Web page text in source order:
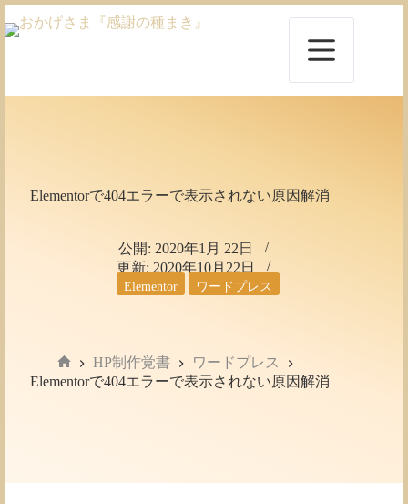
ン
Elementorで404エラーで表示されない原因解消
公開: 2020年1月 22日
更新: 2020年10月22日
Elementor ワードプレス
ホ
HP制作覚書
ワードプレス
Elementorで404エラーで表示されない原因解消